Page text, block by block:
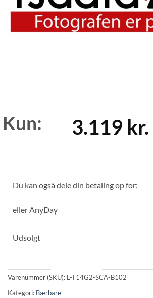
Kun: 3.119 kr.
Du kan også dele din betaling op for:
eller AnyDay
Udsolgt
Varenummer (SKU): L-T14G2-SCA-B102
Kategori: Bærbare